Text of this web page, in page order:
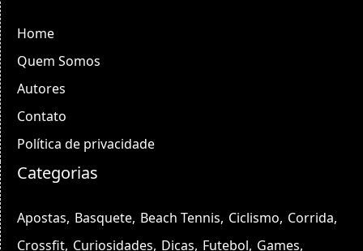
Home
Quem Somos
Autores
Contato
Política de privacidade
Categorias
Apostas Basquete Beach Tennis Ciclismo Corrida
Crossfit Curiosidades Dicas Futebol Games